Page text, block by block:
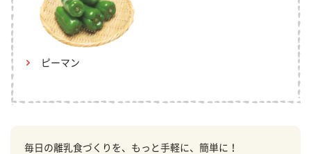
ピーマン
毎日の離乳食づくりを、もっと手軽に、簡単に！